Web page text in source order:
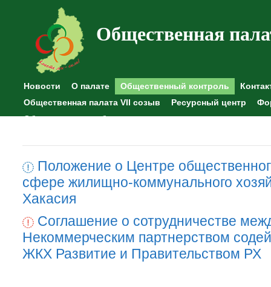
Общественная
Новости О палате Общественный контроль
Общественная палата VII созыв
Ресурсный центр
Общественные наблюдения
Положение о Центре
сфере жилищно-коммунального
Хакасия
Соглашение о сотрудничестве
Некоммерческим партнерством
ЖКХ Развитие и Правительством РХ